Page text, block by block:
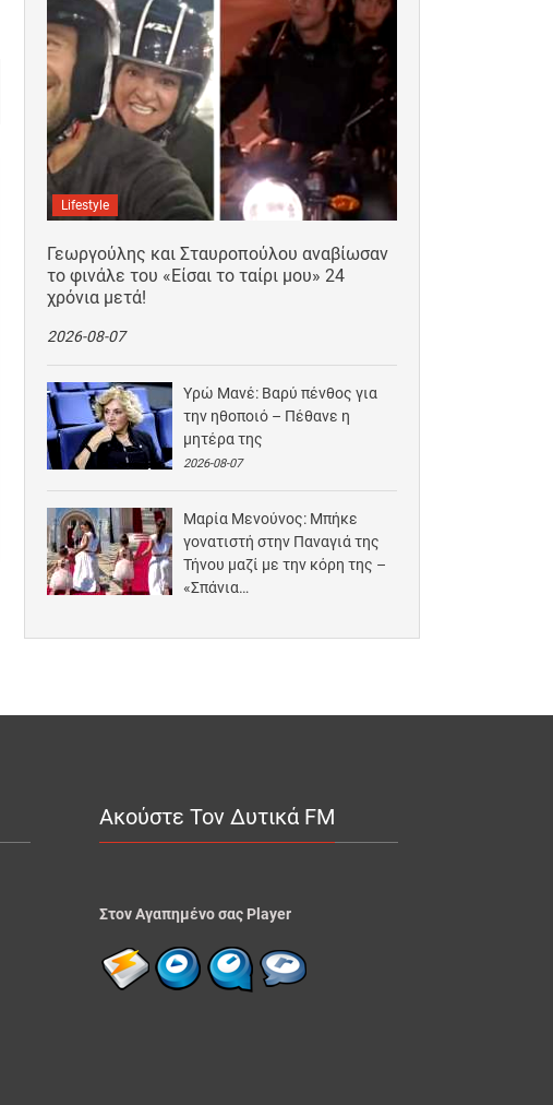
Lifestyle
Γεωργούλης και Σταυροπούλου αναβίωσαν
το φινάλε του «Είσαι το ταίρι μου» 24
χρόνια μετά!
2026-08-07
Υρώ Μανέ: Βαρύ πένθος για
την ηθοποιό – Πέθανε η
μητέρα της
2026-08-07
Μαρία Μενούνος: Μπήκε
γονατιστή στην Παναγιά της
Τήνου μαζί με την κόρη της –
«Σπάνια…
Ακούστε Τον Δυτικά FM
Στον Αγαπημένο σας Player